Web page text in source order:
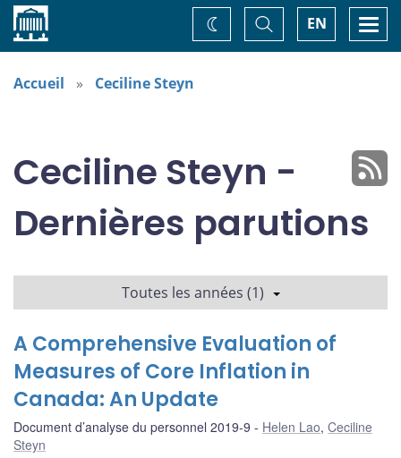
Accueil EN
Basculer
la
recherche
Changez
de
Accueil Ceciline Steyn
Ceciline Steyn -
Dernières parutions
Toutes les années (1)
A Comprehensive Evaluation of
Measures of Core Inflation in
Canada: An Update
Document d’analyse du personnel 2019-9 Helen Lao, Ceciline
Steyn